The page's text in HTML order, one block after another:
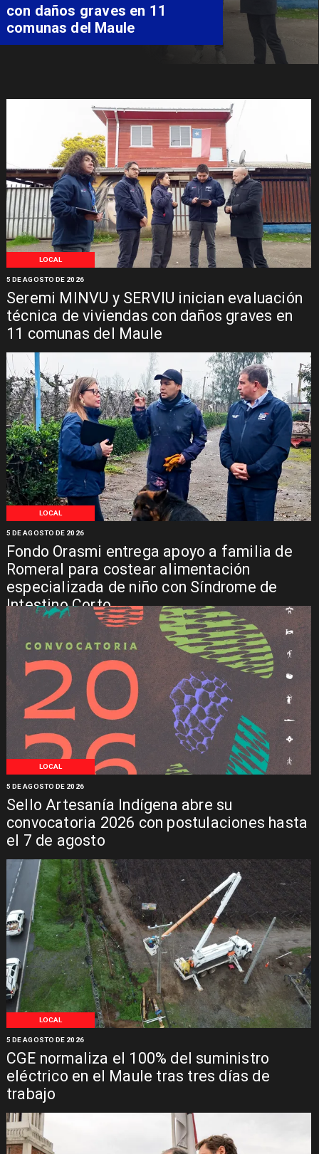
LOCAL
Seremi MINVU y SERVIU inician evaluación
técnica de viviendas con daños graves en
11 comunas del Maule
5 DE AGOSTO DE 2026
LOCAL
Fondo Orasmi entrega apoyo a familia de
Romeral para costear alimentación
especializada de niño con Síndrome de
Intestino Corto
5 DE AGOSTO DE 2026
LOCAL
Sello Artesanía Indígena abre su
convocatoria 2026 con postulaciones hasta
el 7 de agosto
5 DE AGOSTO DE 2026
LOCAL
CGE normaliza el 100% del suministro
eléctrico en el Maule tras tres días de
trabajo
5 DE AGOSTO DE 2026
especializada de niño con
Síndrome de Intestino Corto